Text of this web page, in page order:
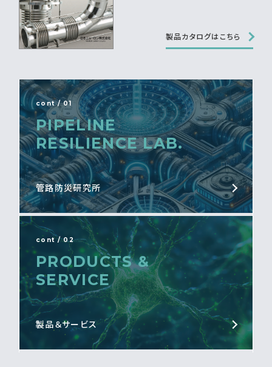
製品カタログはこちら
cont / 01
PIPELINE
RESILIENCE LAB.
管路防災研究所
cont / 02
PRODUCTS &
SERVICE
製品＆サービス